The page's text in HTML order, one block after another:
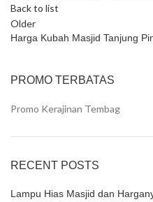
Back to list
Older
Harga Kubah Masjid Tanjung
PROMO TERBATAS
Promo Kerajinan Tembag
RECENT POSTS
Lampu Hias Masjid dan